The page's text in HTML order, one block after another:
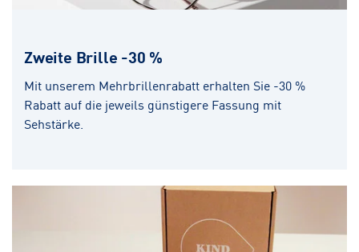
Zweite Brille -30 %
Mit unserem Mehrbrillenrabatt erhalten Sie -30 %
Rabatt auf die jeweils günstigere Fassung mit
Sehstärke.